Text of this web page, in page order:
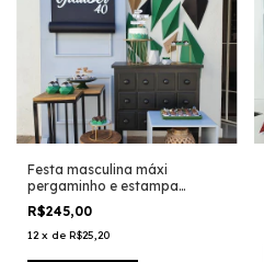
Festa masculina máxi
pergaminho e estampa
geometrica em 3d
R$245,00
12 x de R$25,20